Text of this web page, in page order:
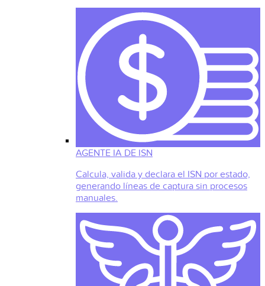
AGENTE IA DE ISN
Calcula, valida y declara el ISN por estado,
generando líneas de captura sin procesos
manuales.